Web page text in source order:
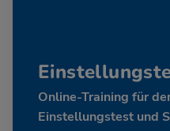
Online-Training für
Einstellungstest und